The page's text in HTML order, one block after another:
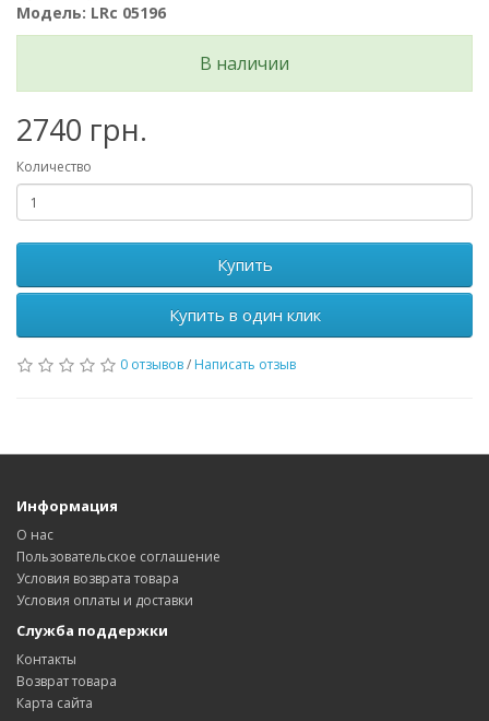
Модель: LRc 05196
В наличии
2740 грн.
Количество
Купить
Купить в один клик
0 отзывов/ Написать отзыв
Информация
О нас
Пользовательское соглашение
Условия возврата товара
Условия оплаты и доставки
Служба поддержки
Контакты
Возврат товара
Карта сайта